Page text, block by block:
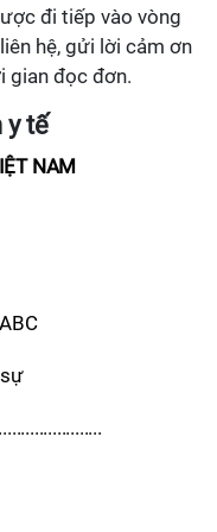
đi tiếp vào vòng
hệ, gửi lời cảm ơn
gian đọc đơn.
y tế
NAM